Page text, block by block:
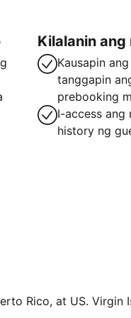
Kilalanin
Kausapin
tanggapin
prebooking
I-access ang
history ng
Rico, at US. Virgin